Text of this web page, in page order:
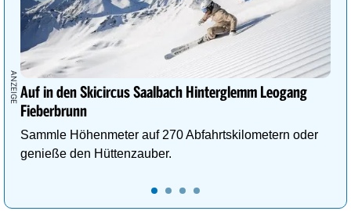
Auf in den Skicircus Saalbach Hinterglemm Leogang
Fieberbrunn
Sammle Höhenmeter auf 270 Abfahrtskilometern oder
genieße den Hüttenzauber.